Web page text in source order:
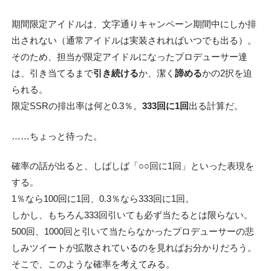
期間限定アイドルは、文字通りキャンペーン期間中にしか排
出されない（通常アイドルは実装されればいつでも出る）。
そのため、担当が限定アイドルになったプロデューサー達
は、引き当てるまで引き続けるか、潔く 諦めるかの2択を迫
られる。
限定SSRの排出率は何と0.3％。 333回に1回出る計算だ。
……ちょっと待った。
確率の話が出ると、しばしば「○○回に1回」といった表現を
する。
1％なら100回に1回、0.3％なら333回に1回。
しかし、もちろん333回引いても必ず当たるとは限らない。
500回、1000回と引いて当たらなかったプロデューサーの悲
しみツイートが拡散されているのを見ればお分かりだろう。
そこで、このような確率を考えてみる。